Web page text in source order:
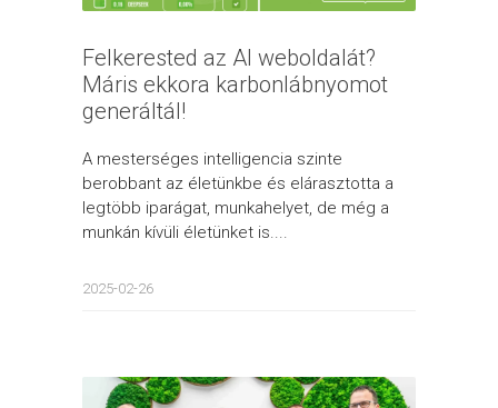
Felkerested az AI weboldalát?
Máris ekkora karbonlábnyomot
generáltál!
A mesterséges intelligencia szinte
berobbant az életünkbe és elárasztotta a
legtöbb iparágat, munkahelyet, de még a
munkán kívüli életünket is....
2025-02-26